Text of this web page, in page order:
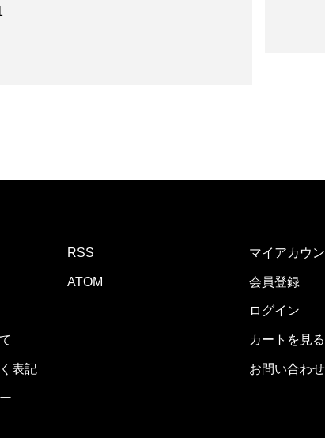
表記
RSS
ATOM
マイアカウ
会員登録
ログイン
カートを見る
お問い合わせ